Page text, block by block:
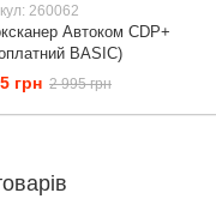
260062
Автоком CDP+
BASIC)
грн 2 995 грн